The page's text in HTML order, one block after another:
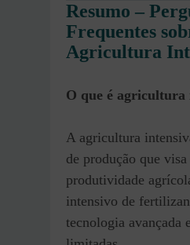
Resumo –
Frequentes
Agricultura
O que é agricultura
A agricultura
de produção que
produtividade
intensivo de
tecnologia avançada